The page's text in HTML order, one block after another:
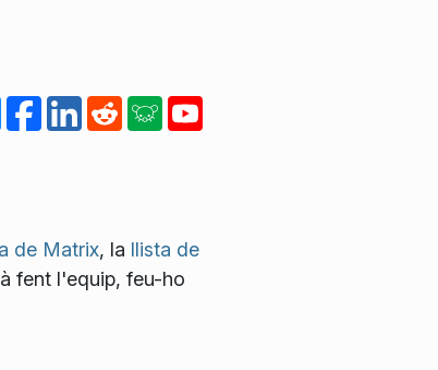
de Matrix, la llista de
fent l'equip, feu-ho